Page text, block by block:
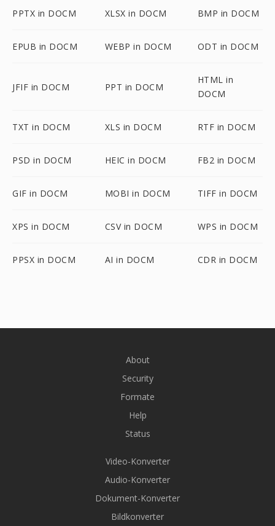
PPTX in DOCM XLSX in DOCM BMP in DOCM
EPUB in DOCM WEBP in DOCM ODT in DOCM
JFIF in DOCM PPT in DOCM
HTML in
DOCM
TXT in DOCM XLS in DOCM RTF in DOCM
PSD in DOCM HEIC in DOCM FB2 in DOCM
GIF in DOCM MOBI in DOCM TIFF in DOCM
XPS in DOCM CSV in DOCM WPS in DOCM
PPSX in DOCM AI in DOCM CDR in DOCM
About
Security
Formate
Help
Status
Video-Konverter
Audio-Konverter
Dokument-Konverter
Bildkonverter